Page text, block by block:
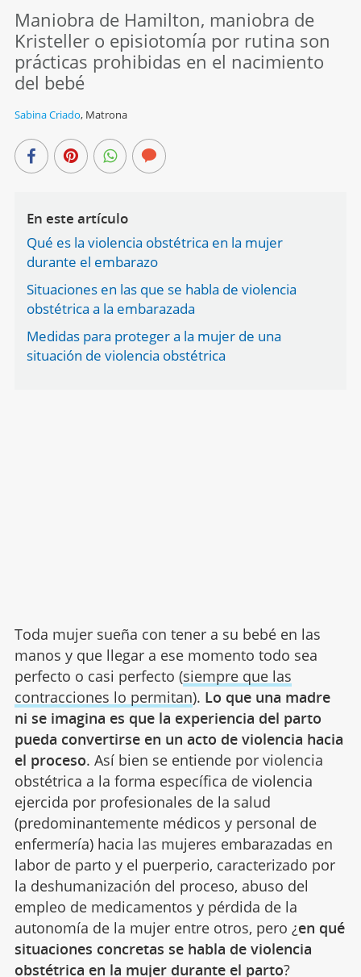
Maniobra de Hamilton, maniobra de
Kristeller o episiotomía por rutina son
prácticas prohibidas en el nacimiento
del bebé
Sabina Criado, Matrona
En este artículo
Qué es la violencia obstétrica en la mujer
durante el embarazo
Situaciones en las que se habla de violencia
obstétrica a la embarazada
Medidas para proteger a la mujer de una
situación de violencia obstétrica
Toda mujer sueña con tener a su bebé en las
manos y que llegar a ese momento todo sea
perfecto o casi perfecto (siempre que las
contracciones lo permitan). Lo que una madre
ni se imagina es que la experiencia del parto
pueda convertirse en un acto de violencia hacia
el proceso. Así bien se entiende por violencia
obstétrica a la forma específica de violencia
ejercida por profesionales de la salud
(predominantemente médicos y personal de
enfermería) hacia las mujeres embarazadas en
labor de parto y el puerperio, caracterizado por
la deshumanización del proceso, abuso del
empleo de medicamentos y pérdida de la
autonomía de la mujer entre otros, pero ¿en qué
situaciones concretas se habla de violencia
obstétrica en la mujer durante el parto?